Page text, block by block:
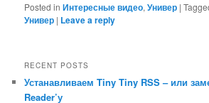
Posted in Интересные видео,Универ |
Универ | Leave a reply
RECENT POSTS
Устанавливаем Tiny Tiny RSS – или
Reader’у